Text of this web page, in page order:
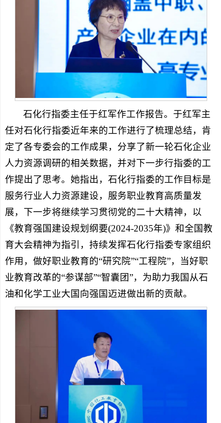
石化行指委主任于红军作工作报告。于红军主
任对石化行指委近年来的工作进行了梳理总结，肯
定了各专委会的工作成果，分享了新一轮石化企业
人力资源调研的相关数据，并对下一步行指委的工
作提出了思考。她指出，石化行指委的工作目标是
服务行业人力资源建设，服务职业教育高质量发
展，下一步将继续学习贯彻党的二十大精神，以
《教育强国建设规划纲要(2024-2035年)》和全国教
育大会精神为指引，持续发挥石化行指委专家组织
作用，做好职业教育的“研究院”“工程院”，当好职
业教育改革的“参谋部”“智囊团”，为助力我国从石
油和化学工业大国向强国迈进做出新的贡献。